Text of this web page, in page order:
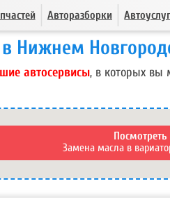
Авторазборки
Нижнем
автосервисы, в которых вы
Посмотреть
Замена масла в